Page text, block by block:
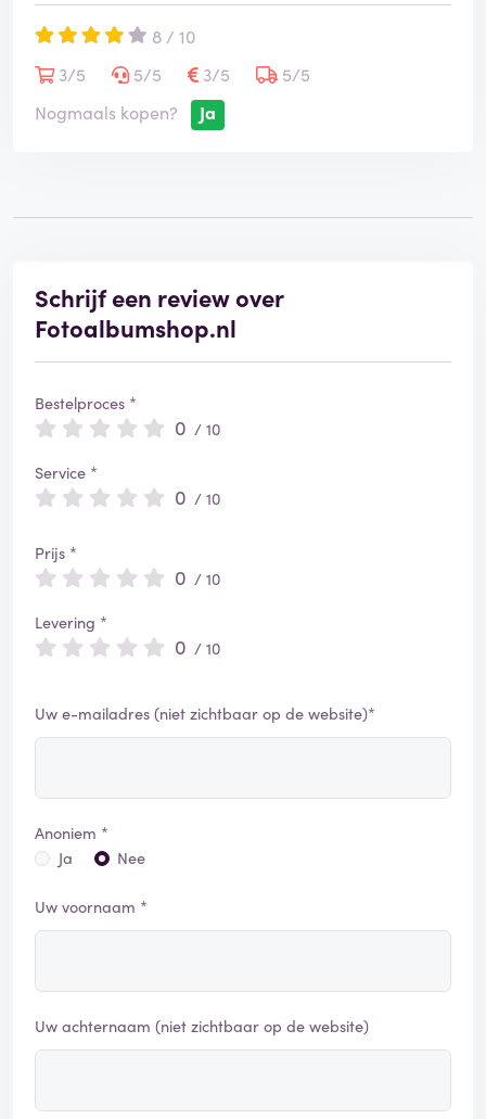
8 / 10
3/5
5/5 3/5
5/5
Nogmaals kopen?
Ja
Schrijf een review over
Fotoalbumshop.nl
Bestelproces *
0 / 10
Service *
0 / 10
Prijs *
0 / 10
Levering *
0 / 10
Uw e-mailadres (niet zichtbaar op de website)*
Anoniem *
Ja
Nee
Uw voornaam *
Uw achternaam (niet zichtbaar op de website)